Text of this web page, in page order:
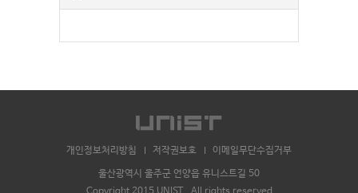
개인정보처리방침 저작권보호 이메일무단수집거부
울산광역시 울주군 언양읍 유니스트길 50